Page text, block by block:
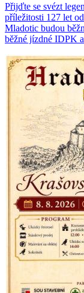
Přijďte se svézt
příležitosti 127 let
Mladotic budou
běžné jízdné IDPK